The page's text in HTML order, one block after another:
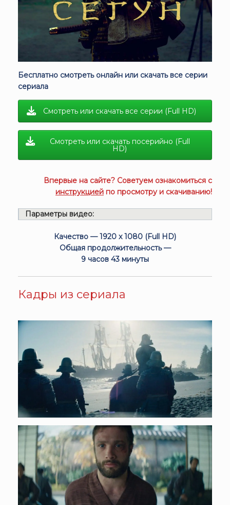
Бесплатно смотреть онлайн или скачать все серии
сериала
Смотреть или скачать все серии (Full HD)
Смотреть или скачать посерийно (Full
HD)
Впервые на сайте? Советуем ознакомиться с
инструкцией по просмотру и скачиванию!
Параметры видео:
Качество — 1920 x 1080 (Full HD)
Общая продолжительность —
9 часов 43 минуты
Кадры из сериала